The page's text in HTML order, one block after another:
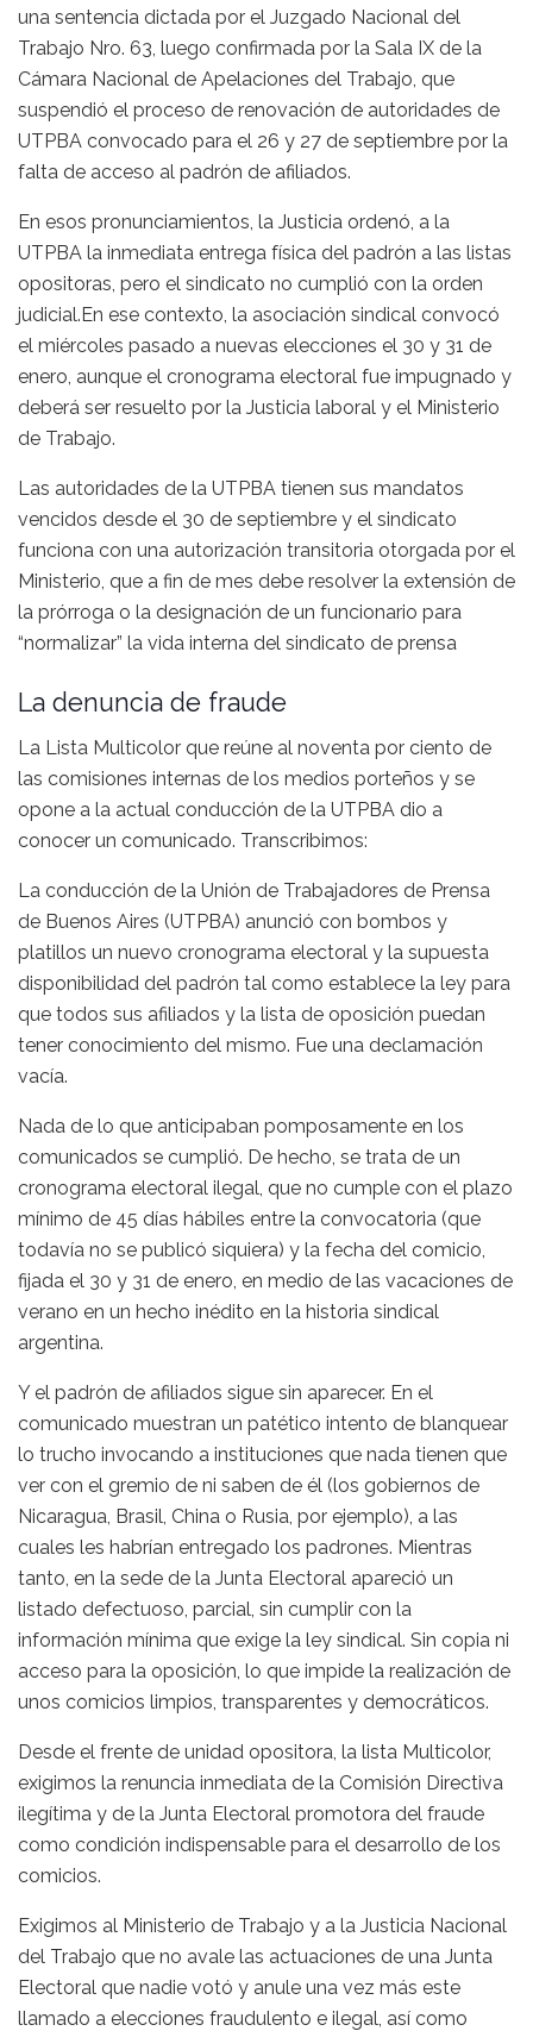
una sentencia dictada por el Juzgado Nacional del
Trabajo Nro. 63, luego confirmada por la Sala IX de la
Cámara Nacional de Apelaciones del Trabajo, que
suspendió el proceso de renovación de autoridades de
UTPBA convocado para el 26 y 27 de septiembre por la
falta de acceso al padrón de afiliados.
En esos pronunciamientos, la Justicia ordenó, a la
UTPBA la inmediata entrega física del padrón a las listas
opositoras, pero el sindicato no cumplió con la orden
judicial.En ese contexto, la asociación sindical convocó
el miércoles pasado a nuevas elecciones el 30 y 31 de
enero, aunque el cronograma electoral fue impugnado y
deberá ser resuelto por la Justicia laboral y el Ministerio
de Trabajo.
Las autoridades de la UTPBA tienen sus mandatos
vencidos desde el 30 de septiembre y el sindicato
funciona con una autorización transitoria otorgada por el
Ministerio, que a fin de mes debe resolver la extensión de
la prórroga o la designación de un funcionario para
“normalizar” la vida interna del sindicato de prensa
La denuncia de fraude
La Lista Multicolor que reúne al noventa por ciento de
las comisiones internas de los medios porteños y se
opone a la actual conducción de la UTPBA dio a
conocer un comunicado. Transcribimos:
La conducción de la Unión de Trabajadores de Prensa
de Buenos Aires (UTPBA) anunció con bombos y
platillos un nuevo cronograma electoral y la supuesta
disponibilidad del padrón tal como establece la ley para
que todos sus afiliados y la lista de oposición puedan
tener conocimiento del mismo. Fue una declamación
vacía.
Nada de lo que anticipaban pomposamente en los
comunicados se cumplió. De hecho, se trata de un
cronograma electoral ilegal, que no cumple con el plazo
mínimo de 45 días hábiles entre la convocatoria (que
todavía no se publicó siquiera) y la fecha del comicio,
fijada el 30 y 31 de enero, en medio de las vacaciones de
verano en un hecho inédito en la historia sindical
argentina.
Y el padrón de afiliados sigue sin aparecer. En el
comunicado muestran un patético intento de blanquear
lo trucho invocando a instituciones que nada tienen que
ver con el gremio de ni saben de él (los gobiernos de
Nicaragua, Brasil, China o Rusia, por ejemplo), a las
cuales les habrían entregado los padrones. Mientras
tanto, en la sede de la Junta Electoral apareció un
listado defectuoso, parcial, sin cumplir con la
información mínima que exige la ley sindical. Sin copia ni
acceso para la oposición, lo que impide la realización de
unos comicios limpios, transparentes y democráticos.
Desde el frente de unidad opositora, la lista Multicolor,
exigimos la renuncia inmediata de la Comisión Directiva
ilegítima y de la Junta Electoral promotora del fraude
como condición indispensable para el desarrollo de los
comicios.
Exigimos al Ministerio de Trabajo y a la Justicia Nacional
del Trabajo que no avale las actuaciones de una Junta
Electoral que nadie votó y anule una vez más este
llamado a elecciones fraudulento e ilegal, así como